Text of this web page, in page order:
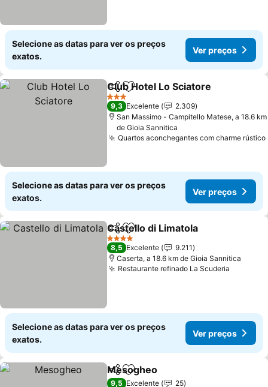
Selecione as datas para ver os preços
exatos.
Ver preços
PartilharAdicionar aos favoritos
Club Hotel Lo Sciatore
3 Estrelas
9,3 Excelente
2.309
San Massimo - Campitello Matese, a 18.6 km
de Gioia Sannitica
Quartos aconchegantes com charme rústico
Selecione as datas para ver os preços
exatos.
Ver preços
PartilharAdicionar aos favoritos
Castello di Limatola
4 Estrelas
8,5 Excelente
9.211
Caserta, a 18.6 km de Gioia Sannitica
Restaurante refinado La Scuderia
Selecione as datas para ver os preços
exatos.
Ver preços
PartilharAdicionar aos favoritos
Mesogheo
9,5 Excelente
25